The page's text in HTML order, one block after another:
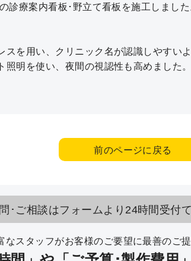
診療案内看板･野立て看板を施工しました
スを用い、クリニック名が認識しやすい
明を使い、夜間の視認性も高めました。
前のページに戻る
･ご相談はフォームより24時間受付て
なスタッフがお客様のご要望に最善のご